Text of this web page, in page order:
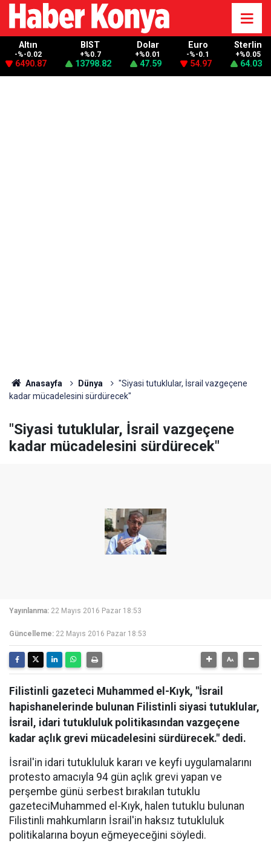
Altın
-%-0.02
6490.87
BIST
+%0.7
13798.82
Dolar
+%0.01
47.59
Euro
-%-0.1
54.97
Sterlin
+%0.05
64.03
Anasayfa Dünya
"Siyasi tutuklular, İsrail vazgeçene
kadar mücadelesini sürdürecek"
"Siyasi tutuklular, İsrail vazgeçene
kadar mücadelesini sürdürecek"
Yayınlanma: 22 Mayıs 2016 Pazar 18:53
Güncelleme: 22 Mayıs 2016 Pazar 18:53
Filistinli gazeteci Muhammed el-Kıyk, "İsrail
hapishanelerinde bulunan Filistinli siyasi tutuklular,
İsrail, idari tutukluluk politikasından vazgeçene
kadar açlık grevi mücadelesini sürdürecek." dedi.
İsrail'in idari tutukluluk kararı ve keyfi uygulamalarını
protesto amacıyla 94 gün açlık grevi yapan ve
perşembe günü serbest bırakılan tutuklu
gazeteciMuhammed el-Kıyk, halen tutuklu bulunan
Filistinli mahkumların İsrail'in haksız tutukluluk
politikalarına boyun eğmeyeceğini söyledi.